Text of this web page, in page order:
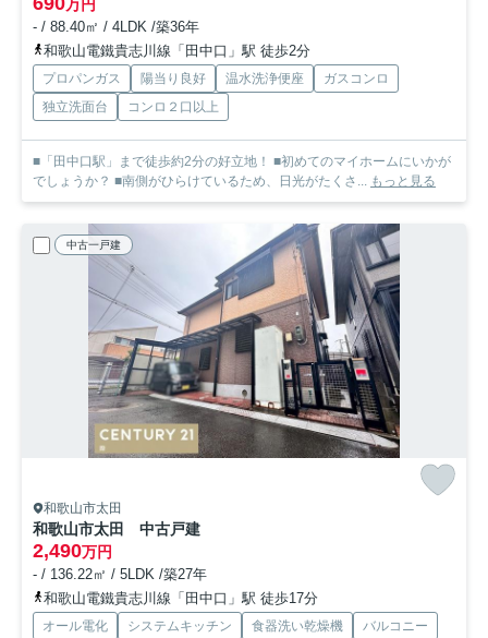
万円
- / 88.40㎡ / 4LDK /築36年
和歌山電鐵貴志川線「田中口」駅 徒歩2分
プロパンガス 陽当り良好 温水洗浄便座
ガスコンロ
独立洗面台
コンロ２口以上
■「田中口駅」まで徒歩約2分の好立地！ ■初めてのマイホームにいかが
でしょうか？ ■南側がひらけているため、日光がたくさ...
もっと見る
中古一戸建
和歌山市太田
和歌山市太田 中古戸建
2,490万円
- / 136.22㎡ / 5LDK /築27年
和歌山電鐵貴志川線「田中口」駅 徒歩17分
オール電化 システムキッチン 食器洗い乾燥機
バルコニー